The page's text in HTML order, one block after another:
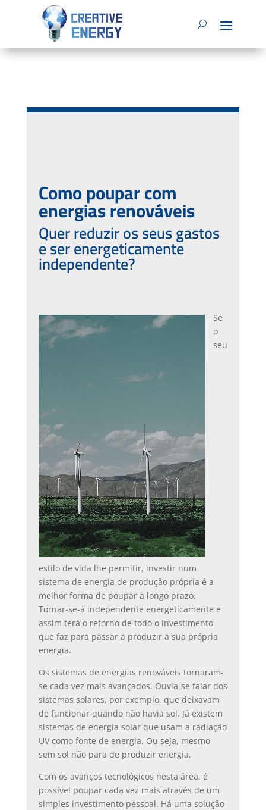
Como poupar com
energias renováveis
Quer reduzir os seus gastos
e ser energeticamente
independente?
Se
o
seu
estilo de vida lhe permitir, investir num
sistema de energia de produção própria é a
melhor forma de poupar a longo prazo.
Tornar-se-á independente energeticamente e
assim terá o retorno de todo o investimento
que faz para passar a produzir a sua própria
energia.
Os sistemas de energias renováveis tornaram-
se cada vez mais avançados. Ouvia-se falar dos
sistemas solares, por exemplo, que deixavam
de funcionar quando não havia sol. Já existem
sistemas de energia solar que usam a radiação
UV como fonte de energia. Ou seja, mesmo
sem sol não para de produzir energia.
Com os avanços tecnológicos nesta área, é
possível poupar cada vez mais através de um
simples investimento pessoal. Há uma solução